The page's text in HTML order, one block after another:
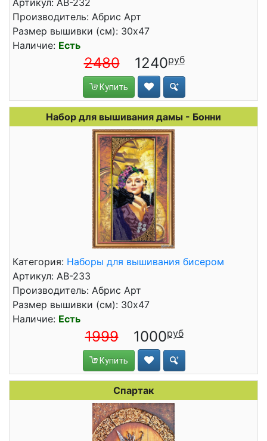
Артикул: АВ-232
Производитель: Абрис Арт
Размер вышивки (см): 30x47
Наличие: Есть
2480 1240
Купить
Набор для вышивания дамы - Бонни
Категория: Наборы для вышивания бисером
Артикул: АВ-233
Производитель: Абрис Арт
Размер вышивки (см): 30x47
Наличие: Есть
1999 1000
Купить
Спартак